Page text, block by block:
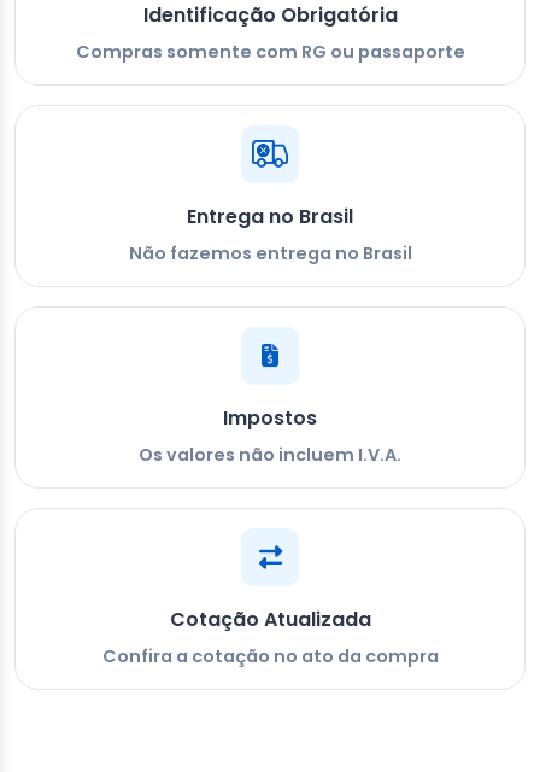
Identificação Obrigatória
Compras somente com RG ou passaporte
Entrega no Brasil
Não fazemos entrega no Brasil
Impostos
Os valores não incluem I.V.A.
Cotação Atualizada
Confira a cotação no ato da compra